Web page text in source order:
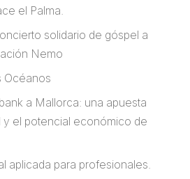
el Palma.
solidario de góspel a
Nemo
Océanos
a Mallorca: una apuesta
y el potencial económico de
aplicada para profesionales.